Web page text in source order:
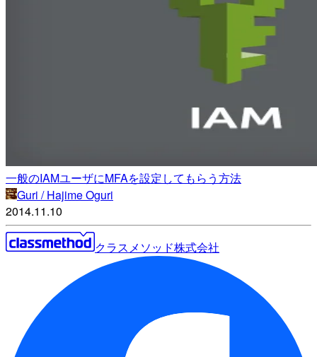
一般のIAMユーザにMFAを設定してもらう方法
Guri / Hajime Oguri
2014.11.10
クラスメソッド株式会社